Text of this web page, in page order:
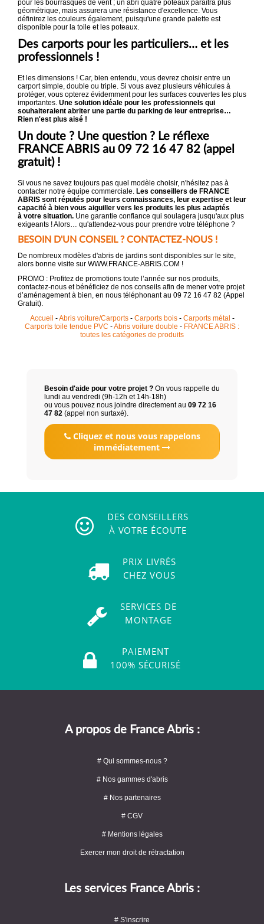
pour les bourrasques de vent ; un abri quatre poteaux paraîtra plus
géométrique, mais assurera une résistance d'excellence. Vous
définirez les couleurs également, puisqu'une grande palette est
disponible pour la toile et les poteaux.
Des carports pour les particuliers… et les
professionnels !
Et les dimensions ! Car, bien entendu, vous devrez choisir entre un
carport simple, double ou triple. Si vous avez plusieurs véhicules à
protéger, vous opterez évidemment pour les surfaces couvertes les plus
importantes. Une solution idéale pour les professionnels qui
souhaiteraient abriter une partie du parking de leur entreprise…
Rien n'est plus aisé !
Un doute ? Une question ? Le réflexe
FRANCE ABRIS au 09 72 16 47 82 (appel
gratuit) !
Si vous ne savez toujours pas quel modèle choisir, n'hésitez pas à
contacter notre équipe commerciale. Les conseillers de FRANCE
ABRIS sont réputés pour leurs connaissances, leur expertise et leur
capacité à bien vous aiguiller vers les produits les plus adaptés
à votre situation. Une garantie confiance qui soulagera jusqu'aux plus
exigeants ! Alors… qu'attendez-vous pour prendre votre téléphone ?
BESOIN D'UN CONSEIL ? CONTACTEZ-NOUS !
De nombreux modèles d'abris de jardins sont disponibles sur le site,
alors bonne visite sur WWW.FRANCE-ABRIS.COM !
PROMO : Profitez de promotions toute l’année sur nos produits,
contactez-nous et bénéficiez de nos conseils afin de mener votre projet
d’aménagement à bien, en nous téléphonant au 09 72 16 47 82 (Appel
Gratuit).
Accueil -Abris voiture/Carports- Carports bois- Carports métal -
Carports toile tendue PVC -Abris voiture double - FRANCE ABRIS :
toutes les catégories de produits
Besoin d'aide pour votre projet ? On vous rappelle du
lundi au vendredi (9h-12h et 14h-18h)
ou vous pouvez nous joindre directement au 09 72 16
47 82 (appel non surtaxé).
Cliquez et nous vous rappelons
immédiatement
DES CONSEILLERS
À VOTRE ÉCOUTE
PRIX LIVRÉS
CHEZ VOUS
SERVICES DE
MONTAGE
PAIEMENT
100% SÉCURISÉ
A propos de France Abris :
# Qui sommes-nous ?
# Nos gammes d'abris
# Nos partenaires
# CGV
# Mentions légales
Exercer mon droit de rétractation
Les services France Abris :
# S'inscrire